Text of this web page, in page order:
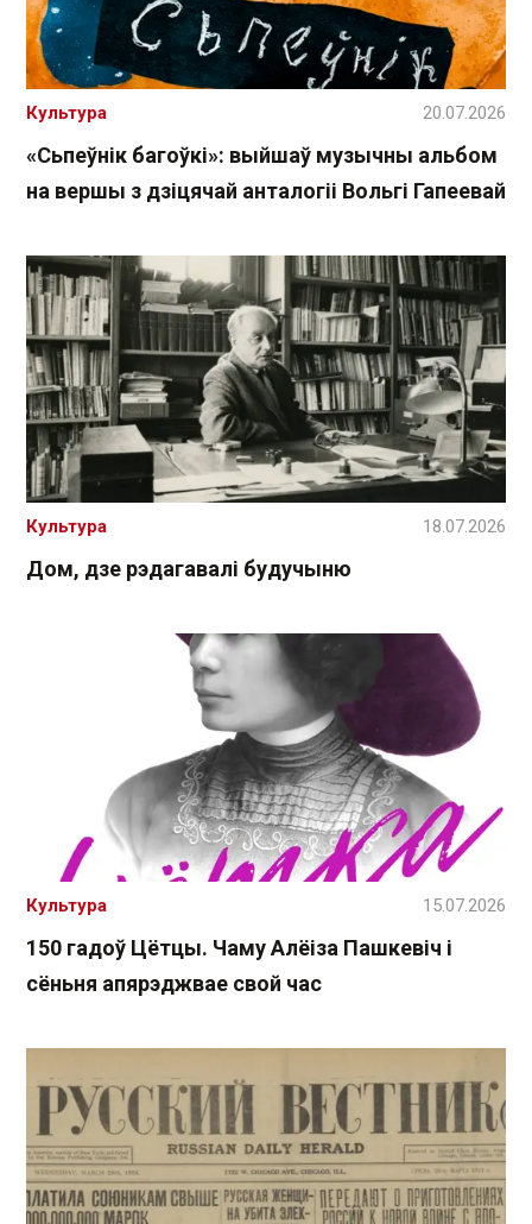
«Сьпеўнік багоўкі»: выйшаў музычны альбом
на вершы з дзіцячай анталогіі Вольгі Гапеевай
Культура 20.07.2026
Дом, дзе рэдагавалі будучыню
Культура 18.07.2026
150 гадоў Цётцы. Чаму Алёіза Пашкевіч і
сёньня апярэджвае свой час
Культура 15.07.2026